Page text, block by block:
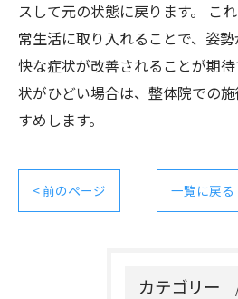
スして元の状態に戻ります。 こ
常生活に取り入れることで、姿
快な症状が改善されることが期
状がひどい場合は、整体院での
すめします。
< 前のページ 一覧に戻る
カテゴリー